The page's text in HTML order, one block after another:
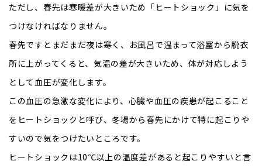
ただし、春先は寒暖差が大きいため「ヒートショック」に気を
つけなければなりません。
春先ですとまだまだ夜は寒く、お風呂で温まって浴室から脱衣
所に上がってくると、気温の差が大きいため、体が対応しよう
として血圧が変化します。
この血圧の急激な変化により、心臓や血圧の疾患が起こること
をヒートショックと呼び、冬場から春先にかけて特に起こりや
すいので気をつけたいところです。
ヒートショックは10℃以上の温度差があると起こりやすいと言